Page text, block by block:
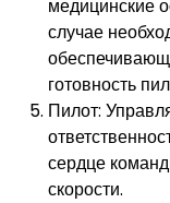
медицинские
случае
готовность
Пилот:
сердце
скорости.